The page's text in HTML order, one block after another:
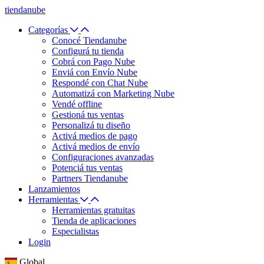
tiendanube
Categorías
Conocé Tiendanube
Configurá tu tienda
Cobrá con Pago Nube
Enviá con Envío Nube
Respondé con Chat Nube
Automatizá con Marketing Nube
Vendé offline
Gestioná tus ventas
Personalizá tu diseño
Activá medios de pago
Activá medios de envío
Configuraciones avanzadas
Potenciá tus ventas
Partners Tiendanube
Lanzamientos
Herramientas
Herramientas gratuitas
Tienda de aplicaciones
Especialistas
Login
Global